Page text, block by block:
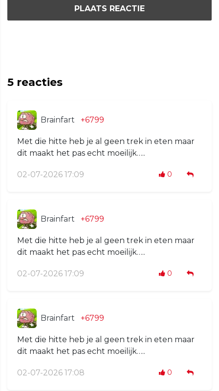
PLAATS REACTIE
5 reacties
Brainfart +6799
Met die hitte heb je al geen trek in eten maar
dit maakt het pas echt moeilijk…..
02-07-2026 17:09 0
Brainfart +6799
Met die hitte heb je al geen trek in eten maar
dit maakt het pas echt moeilijk…..
02-07-2026 17:09 0
Brainfart +6799
Met die hitte heb je al geen trek in eten maar
dit maakt het pas echt moeilijk…..
02-07-2026 17:08 0